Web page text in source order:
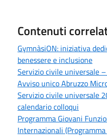
Contenuti
GymnàsiON: iniziativa
benessere e inclusione
Servizio civile universale
Avviso unico Abruzzo
Servizio civile universale
calendario colloqui
Programma Giovani
Internazionali (Programma